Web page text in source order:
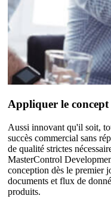
Appliquer le
Aussi innovant qu'il soit,
succès commercial sans
de qualité strictes
MasterControl
conception dès le premier
documents et flux de
produits.